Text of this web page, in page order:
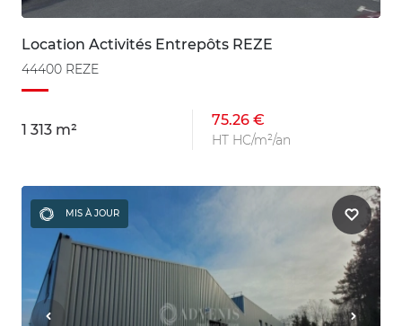
Location Activités Entrepôts REZE
44400 REZE
1 313 m²
75.26 €
HT HC/m²/an
MIS À JOUR